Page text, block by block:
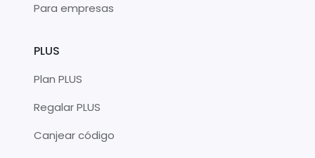
Para empresas
PLUS
Plan PLUS
Regalar PLUS
Canjear código